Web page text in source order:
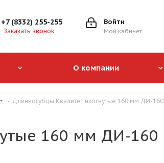
Войти
Мой кабинет
+7 (8332) 255-255
Заказать звонок
О компании
- Длинногубцы Квалитет изогнутые 160 мм ДИ-160
160 мм ДИ-160